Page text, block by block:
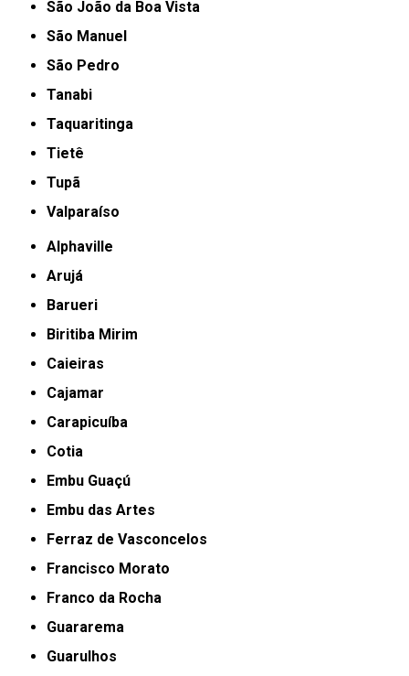
São João da Boa Vista
São Manuel
São Pedro
Tanabi
Taquaritinga
Tietê
Tupã
Valparaíso
Alphaville
Arujá
Barueri
Biritiba Mirim
Caieiras
Cajamar
Carapicuíba
Cotia
Embu Guaçú
Embu das Artes
Ferraz de Vasconcelos
Francisco Morato
Franco da Rocha
Guararema
Guarulhos